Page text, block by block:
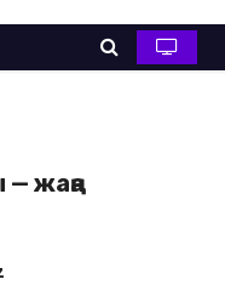
жаңа